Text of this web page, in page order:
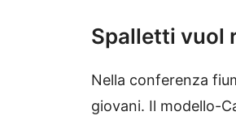
Spalletti vuol
Nella conferenza
giovani. Il modello-